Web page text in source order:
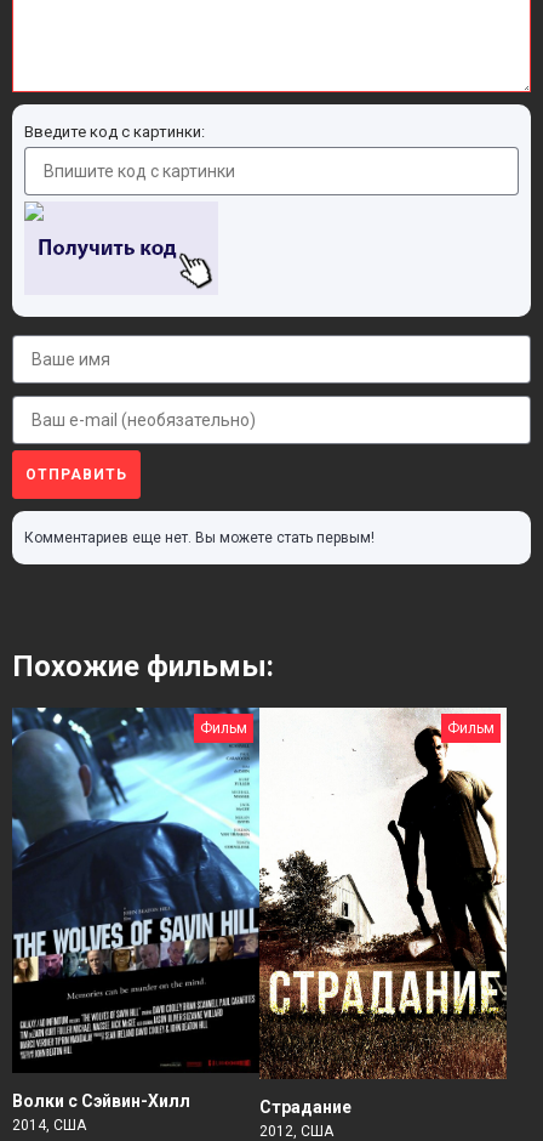
Введите код с картинки:
ОТПРАВИТЬ
Комментариев еще нет. Вы можете стать первым!
Похожие фильмы:
Фильм
Волки с Сэйвин-Хилл
2014, США
Фильм
Страдание
2012, США